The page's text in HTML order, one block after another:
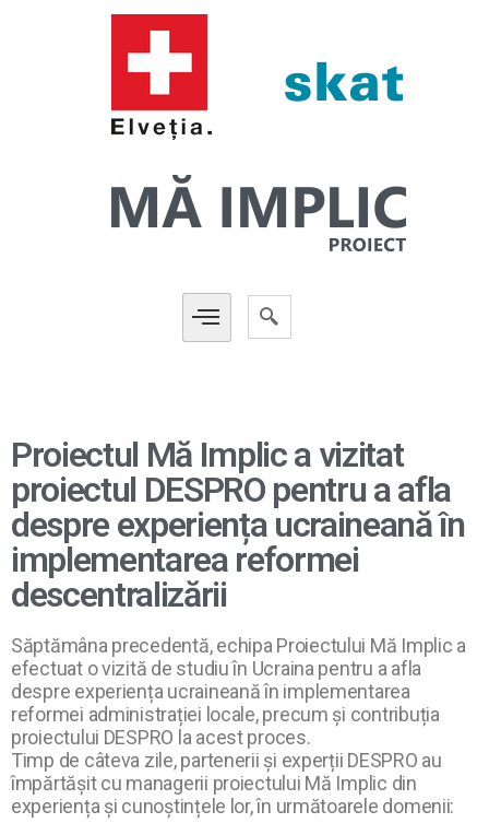
Proiectul Mă Implic a vizitat
proiectul DESPRO pentru a afla
despre experiența ucraineană în
implementarea reformei
descentralizării
Săptămâna precedentă, echipa Proiectului Mă Implic a
efectuat o vizită de studiu în Ucraina pentru a afla
despre experiența ucraineană în implementarea
reformei administrației locale, precum și contribuția
proiectului DESPRO la acest proces.
Timp de câteva zile, partenerii și experții DESPRO au
împărtășit cu managerii proiectului Mă Implic din
experiența și cunoștințele lor, în următoarele domenii: